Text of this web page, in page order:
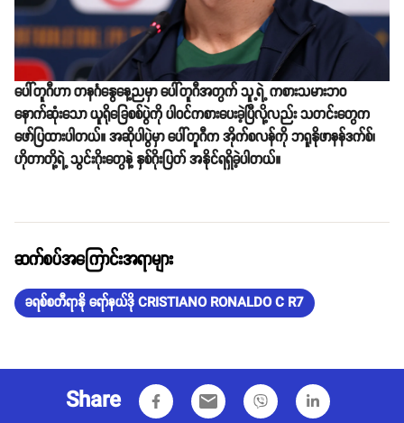
ပေါ်တူဂီဟာ တနင်္ဂနွေနေ့ညမှာ ပေါ်တူဂီအတွက် သူ့ရဲ့ ကစားသမားဘဝ
နောက်ဆုံးသော ယူရိုခြေစစ်ပွဲကို ပါဝင်ကစားပေးခဲ့ပြီလို့လည်း သတင်းတွေက
ဖော်ပြထားပါတယ်။ အဆိုပါပွဲမှာ ပေါ်တူဂီက အိုက်စလန်ကို ဘရူနိုဖာနန်ဒက်စ်၊
ဟိုတာတို့ရဲ့ သွင်းဂိုးတွေနဲ့ နှစ်ဂိုးပြတ် အနိုင်ရရှိခဲ့ပါတယ်။
ဆက်စပ်အကြောင်းအရာများ
ခရစ်စတီရာနို ရော်နယ်ဒို CRISTIANO RONALDO C R7
Share email